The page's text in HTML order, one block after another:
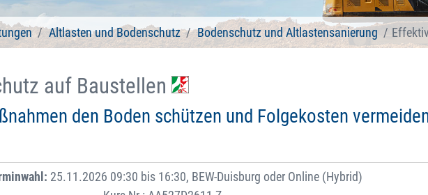
Altlasten und Bodenschutz Bodenschutz und Altlastensanierung
auf Baustellen
den Boden schützen und Folgekosten
25.11.2026 09:30 bis 16:30, BEW-Duisburg oder Online (Hybrid)